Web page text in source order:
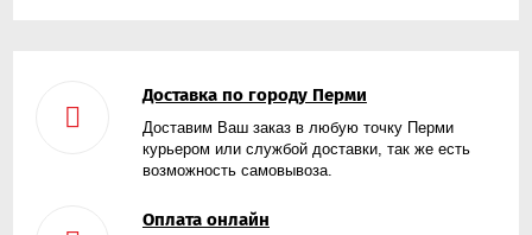
Доставка по городу Перми
Доставим Ваш заказ в любую точку Перми
курьером или службой доставки, так же есть
возможность самовывоза.
Оплата онлайн